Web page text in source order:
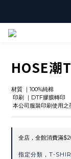
HOSE潮
材質 ｜100%純棉
印刷 ｜DTF膠膜轉印
本公司服裝印刷使用之
全店，全館消費滿
指定分類，T-